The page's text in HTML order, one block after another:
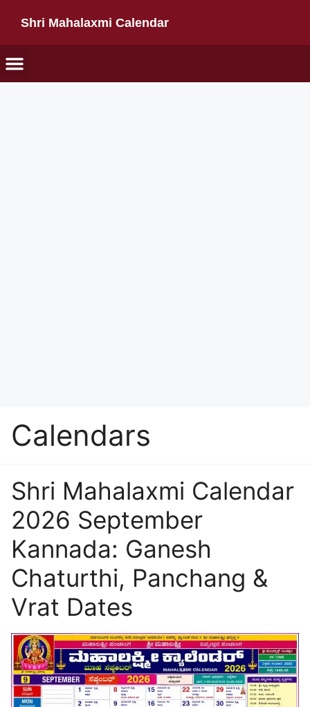
Shri Mahalaxmi Calendar
Calendars
Shri Mahalaxmi Calendar
2026 September
Kannada: Ganesh
Chaturthi, Panchang &
Vrat Dates